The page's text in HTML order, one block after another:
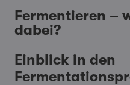
Fermentieren –
dabei?
Einblick in den